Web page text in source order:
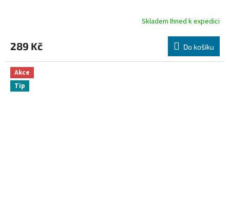
produktu
je
4,7
5
hvězdiček.
Skladem Ihned k expedici
289 Kč Do košíku
Akce
Tip